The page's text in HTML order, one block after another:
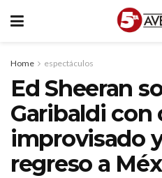
Home espectáculos
Ed Sheeran
Garibaldi con
improvisado
regreso a